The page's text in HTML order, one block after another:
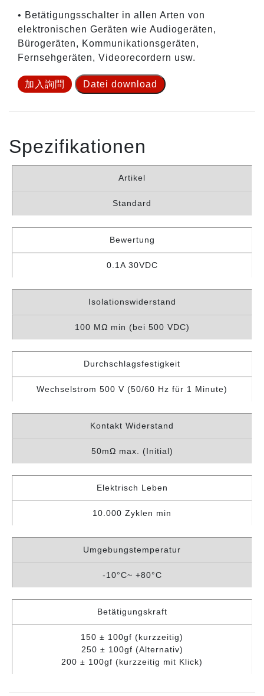
• Betätigungsschalter in allen Arten von
elektronischen Geräten wie Audiogeräten,
Bürogeräten, Kommunikationsgeräten,
Fernsehgeräten, Videorecordern usw.
加入詢問 Datei download
Spezifikationen
Artikel
Standard
Bewertung
0.1A 30VDC
Isolationswiderstand
100 MΩ min (bei 500 VDC)
Durchschlagsfestigkeit
Wechselstrom 500 V (50/60 Hz für 1 Minute)
Kontakt Widerstand
50mΩ max. (Initial)
Elektrisch Leben
10.000 Zyklen min
Umgebungstemperatur
-10°C~ +80°C
Betätigungskraft
150 ± 100gf (kurzzeitig)
250 ± 100gf (Alternativ)
200 ± 100gf (kurzzeitig mit Klick)